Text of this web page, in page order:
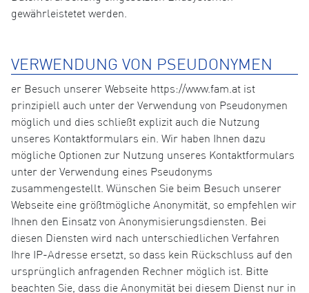
gewährleistetet werden.
VERWENDUNG VON PSEUDONYMEN
er Besuch unserer Webseite https://www.fam.at ist
prinzipiell auch unter der Verwendung von Pseudonymen
möglich und dies schließt explizit auch die Nutzung
unseres Kontaktformulars ein. Wir haben Ihnen dazu
mögliche Optionen zur Nutzung unseres Kontaktformulars
unter der Verwendung eines Pseudonyms
zusammengestellt. Wünschen Sie beim Besuch unserer
Webseite eine größtmögliche Anonymität, so empfehlen wir
Ihnen den Einsatz von Anonymisierungsdiensten. Bei
diesen Diensten wird nach unterschiedlichen Verfahren
Ihre IP-Adresse ersetzt, so dass kein Rückschluss auf den
ursprünglich anfragenden Rechner möglich ist. Bitte
beachten Sie, dass die Anonymität bei diesem Dienst nur in